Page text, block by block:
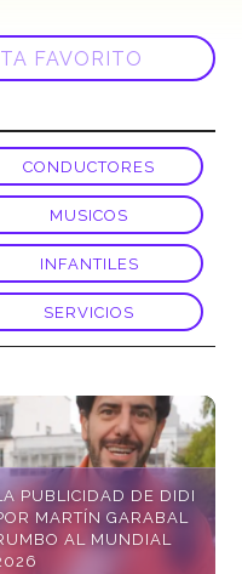
CONDUCTORES
MUSICOS
INFANTILES
SERVICIOS
PUBLICIDAD DE DIDI
MARTÍN GARABAL
AL MUNDIAL